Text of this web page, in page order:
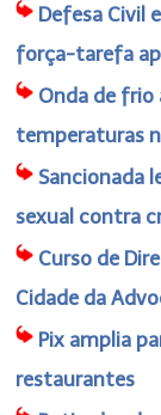
Defesa Civil
força-tarefa
Onda de frio
temperaturas
Sancionada
sexual contra
Curso de
Cidade da
Pix amplia
restaurantes